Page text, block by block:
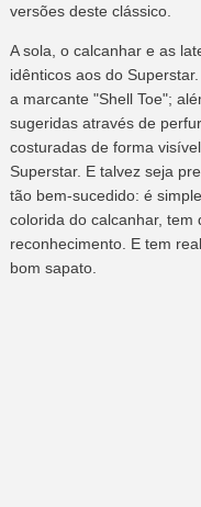
versões deste clássico.
A sola, o calcanhar e as
idênticos aos do
a marcante "Shell Toe";
sugeridas através de
costuradas de forma
Superstar. E talvez seja
tão bem-sucedido: é
colorida do calcanhar, tem
reconhecimento. E tem
bom sapato.